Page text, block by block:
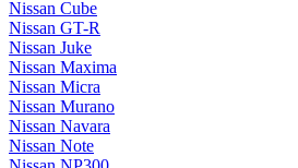
Nissan Cube
Nissan GT-R
Nissan Juke
Nissan Maxima
Nissan Micra
Nissan Murano
Nissan Navara
Nissan Note